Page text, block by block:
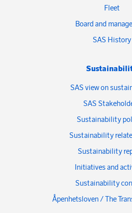
Fleet
Board and
SAS History
SAS view on
SAS
Sustainability
Sustainability
Sustainability
Initiatives and
Sustainability
Åpenhetsloven / The